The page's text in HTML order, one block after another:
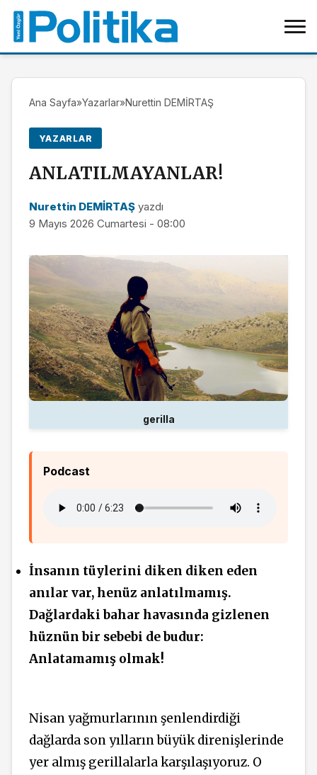
Ana Sayfa»Yazarlar»Nurettin DEMİRTAŞ
YAZARLAR
ANLATILMAYANLAR!
Nurettin DEMİRTAŞ yazdı
9 Mayıs 2026 Cumartesi - 08:00
gerilla
Podcast
İnsanın tüylerini diken diken eden
anılar var, henüz anlatılmamış.
Dağlardaki bahar havasında gizlenen
hüznün bir sebebi de budur:
Anlatamamış olmak!
Nisan yağmurlarının şenlendirdiği
dağlarda son yılların büyük direnişlerinde
yer almış gerillalarla karşılaşıyoruz. O